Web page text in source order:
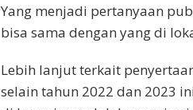
Yang menjadi pertanyaan
bisa sama dengan yang di
Lebih lanjut terkait
selain tahun 2022 dan 2023